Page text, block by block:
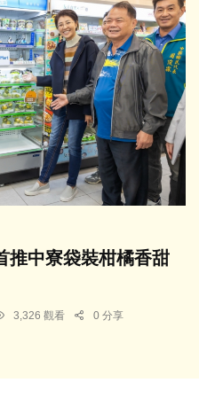
推中寮袋裝柑橘香甜
3,326 觀看 0 分享